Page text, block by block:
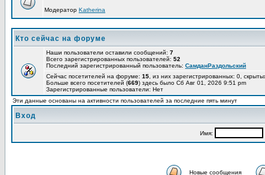
Модератор Katherina
Кто сейчас на форуме
Наши пользователи оставили сообщений: 7
Всего зарегистрированных пользователей: 52
Последний зарегистрированный пользователь: СамданРаздольский
Сейчас посетителей на форуме: 15 , из них зарегистрированных: 0,
Больше всего посетителей (669) здесь было Сб Авг 01, 2026 9:51 pm
Зарегистрированные пользователи: Нет
Эти данные основаны на активности пользователей за последние пять минут
Вход
Имя:
Новые сообщения